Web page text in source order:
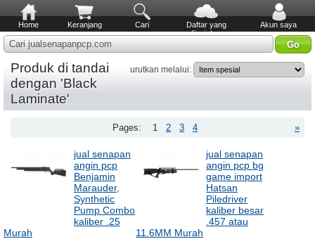
Home Keranjang Cari
Daftar yang
diinginkan
Akun saya
Cari jualsenapanpcp.com
urutkan melalui:
Produk di tandai
dengan 'Black
Laminate'
»
Pages: 1 2 3 4
jual senapan
angin pcp
Benjamin
Marauder,
Synthetic
Pump Combo
kaliber .25
Murah
jual senapan
angin pcp bg
game import
Hatsan
Piledriver
kaliber besar
.457 atau
11.6MM Murah